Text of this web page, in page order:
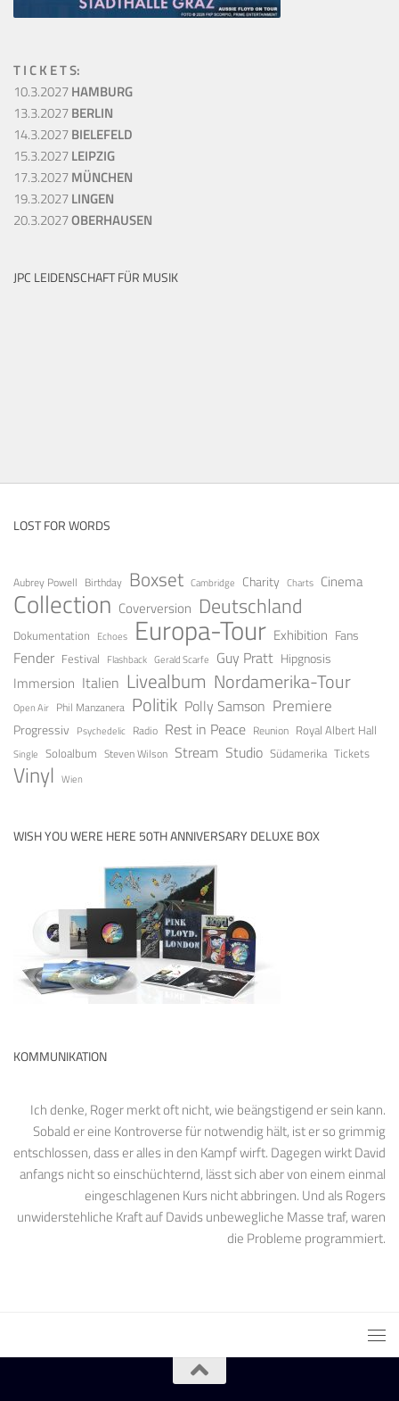
T I C K E T S:
10.3.2027HAMBURG
13.3.2027BERLIN
14.3.2027BIELEFELD
15.3.2027LEIPZIG
17.3.2027MÜNCHEN
19.3.2027LINGEN
20.3.2027OBERHAUSEN
JPC LEIDENSCHAFT FÜR MUSIK
LOST FOR WORDS
Aubrey Powell Birthday Boxset Cambridge Charity Charts Cinema
Collection Coverversion Deutschland
Dokumentation Echoes Europa-Tour Exhibition Fans
Fender Festival Flashback Gerald Scarfe Guy Pratt Hipgnosis
Immersion Italien Livealbum Nordamerika-Tour
Open Air Phil Manzanera Politik Polly Samson Premiere
Progressiv Psychedelic Radio Rest in Peace Reunion Royal Albert Hall
Single Soloalbum Steven Wilson Stream Studio Südamerika Tickets
Vinyl Wien
WISH YOU WERE HERE 50TH ANNIVERSARY DELUXE BOX
KOMMUNIKATION
Ich denke, Roger merkt oft nicht, wie beängstigend er sein kann.
Sobald er eine Kontroverse für notwendig hält, ist er so grimmig
entschlossen, dass er alles in den Kampf wirft. Dagegen wirkt David
anfangs nicht so einschüchternd, lässt sich aber von einem einmal
eingeschlagenen Kurs nicht abbringen. Und als Rogers
unwiderstehliche Kraft auf Davids unbewegliche Masse traf, waren
die Probleme programmiert.